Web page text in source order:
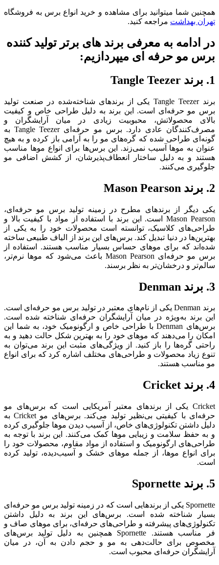
همچنین شما میتوانید برای مشاهده و خرید انواع برس به فروشگاه
تهران بهداشت مراجعه کنید.
در ادامه به معرفی برند های برتر تولید کننده
برس مو حرفه ای میپردازیم:
1. برند Tangle Teezer
برند Tangle Teezer یکی از برندهای شناخته‌شده در صنعت تولید
برس مو حرفه‌ای است. این برند به دلیل طراحی خاص و کیفیت
بالای محصولاتش، محبوبیت زیادی در میان آرایشگران و
مصرف‌کنندگان عادی دارد. برس مو حرفه‌ای Tangle Teezer به
گونه‌ای طراحی شده که گره‌های مو را به آرامی باز کرده و به هیچ
عنوان به موها آسیب نمی‌زند. این برس‌ها برای انواع موها مناسب
هستند و به دلیل ساختار انعطاف‌پذیرشان، از کشش اضافی مو
جلوگیری می‌کنند.
2. برند Mason Pearson
یکی دیگر از برندهای مطرح در زمینه تولید برس مو حرفه‌ای،
Mason Pearson است. این برند با استفاده از مواد با کیفیت بالا و
طراحی‌های کلاسیک، توانسته است محصولات خود را به یکی از
بهترین‌ها در دنیا تبدیل کند. برس‌های این برند از الیاف طبیعی ساخته
شده‌اند که برای موهای حساس بسیار مناسب هستند. استفاده از
برس مو حرفه‌ای Mason Pearson باعث می‌شود که موها نرم‌تر،
سالم‌تر و درخشان‌تر به نظر برسند.
3. برند Denman
برند Denman یکی از نام‌های معتبر در تولید برس مو حرفه‌ای است.
این برند به‌ویژه در میان آرایشگران حرفه‌ای شناخته شده است.
برس‌های Denman با طراحی خاص و ارگونومیک خود، به شما این
امکان را می‌دهند که موهای خود را به بهترین شکل حالت دهید و به
راحتی گره‌ها را باز کنید. از ویژگی‌های مثبت این برند می‌توان به
تنوع زیاد محصولات و طراحی‌های مختلف اشاره کرد که برای انواع
مو مناسب هستند.
4. برند Cricket
Cricket یکی از برندهای معتبر آمریکایی است که برس‌های مو
حرفه‌ای با کیفیتی بی‌نظیر تولید می‌کند. برس‌های مو Cricket به
دلیل داشتن تکنولوژی‌های خاص، از آسیب دیدن موها جلوگیری کرده
و به حفظ سلامت و زیبایی موها کمک می‌کنند. این برند با توجه به
طراحی‌های ارگونومیک و استفاده از مواد مقاوم، محصولات خود را
برای انواع موها، از جمله موهای خشک و آسیب‌دیده، تولید کرده
است.
5. برند Spornette
Spornette یکی از برندهایی است که در زمینه تولید برس مو حرفه‌ای
بسیار شناخته شده است. برس‌های این برند به دلیل داشتن
تکنولوژی‌های پیشرفته و طراحی‌های حرفه‌ای، برای موهای صاف و
فر مناسب هستند. Spornette همچنین به دلیل تولید برس‌های
مخصوص برای حالت‌دهی به مو و حجم دادن به آن، در میان
آرایشگران حرفه‌ای محبوب است.